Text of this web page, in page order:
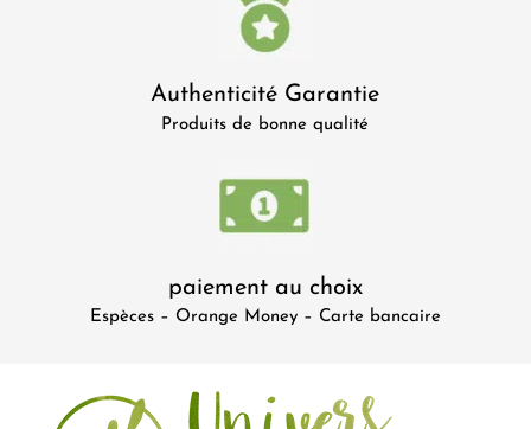
Authenticité Garantie
Produits de bonne qualité
paiement au choix
Espèces – Orange Money – Carte bancaire